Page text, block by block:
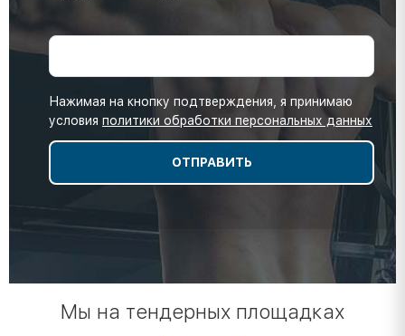
Нажимая на кнопку подтверждения, я принимаю
условия политики обработки персональных данных
Мы на тендерных площадках